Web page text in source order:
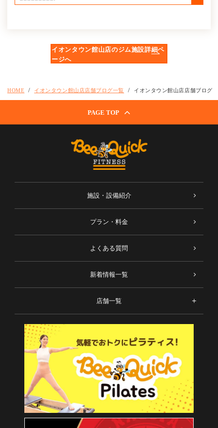
イオンタウン館山店のジム施設詳細ペ
ージへ
HOME イオンタウン館山店店舗ブログ一覧 イオンタウン館山店店舗ブログ
PAGE TOP
施設・設備紹介
プラン・料金
よくある質問
新着情報一覧
店舗一覧